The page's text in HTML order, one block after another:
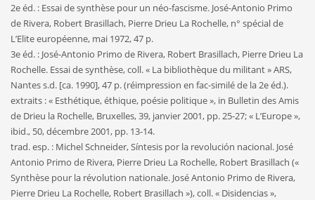
2e éd. : Essai de synthèse pour un néo-fascisme. José-Antonio Primo
de Rivera, Robert Brasillach, Pierre Drieu La Rochelle, n° spécial de
L’Elite européenne, mai 1972, 47 p.
3e éd. : José-Antonio Primo de Rivera, Robert Brasillach, Pierre Drieu La
Rochelle. Essai de synthèse, coll. « La bibliothèque du militant » ARS,
Nantes s.d. [ca. 1990], 47 p. (réimpression en fac-similé de la 2e éd.).
extraits : « Esthétique, éthique, poésie politique », in Bulletin des Amis
de Drieu la Rochelle, Bruxelles, 39, janvier 2001, pp. 25-27; « L’Europe »,
ibid., 50, décembre 2001, pp. 13-14.
trad. esp. : Michel Schneider, Síntesis por la revolución nacional. José
Antonio Primo de Rivera, Pierre Drieu La Rochelle, Robert Brasillach («
Synthèse pour la révolution nationale. José Antonio Primo de Rivera,
Pierre Drieu La Rochelle, Robert Brasillach »), coll. « Disidencias »,